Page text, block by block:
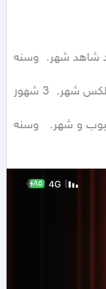
شاهد شهر.  وسنه
ونت فلكس شهر.  3 شهور